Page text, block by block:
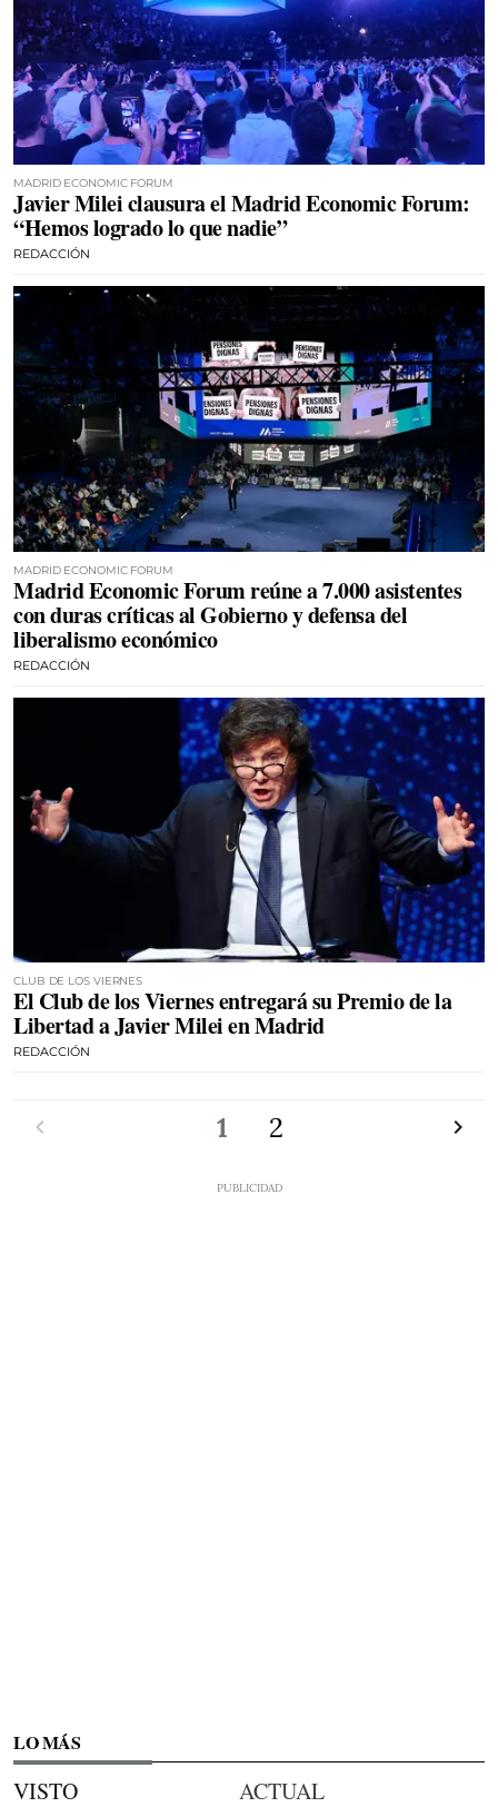
MADRID ECONOMIC FORUM
Javier Milei clausura el Madrid Economic Forum:
“Hemos logrado lo que nadie”
REDACCIÓN
MADRID ECONOMIC FORUM
Madrid Economic Forum reúne a 7.000 asistentes
con duras críticas al Gobierno y defensa del
liberalismo económico
REDACCIÓN
CLUB DE LOS VIERNES
El Club de los Viernes entregará su Premio de la
Libertad a Javier Milei en Madrid
REDACCIÓN
1 2
LO MÁS
VISTO ACTUAL